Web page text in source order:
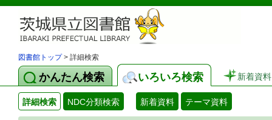
図書館トップ> 詳細検索
かんたん検索 いろいろ検索 新着資料
詳細検索 NDC分類検索 新着資料 テーマ資料